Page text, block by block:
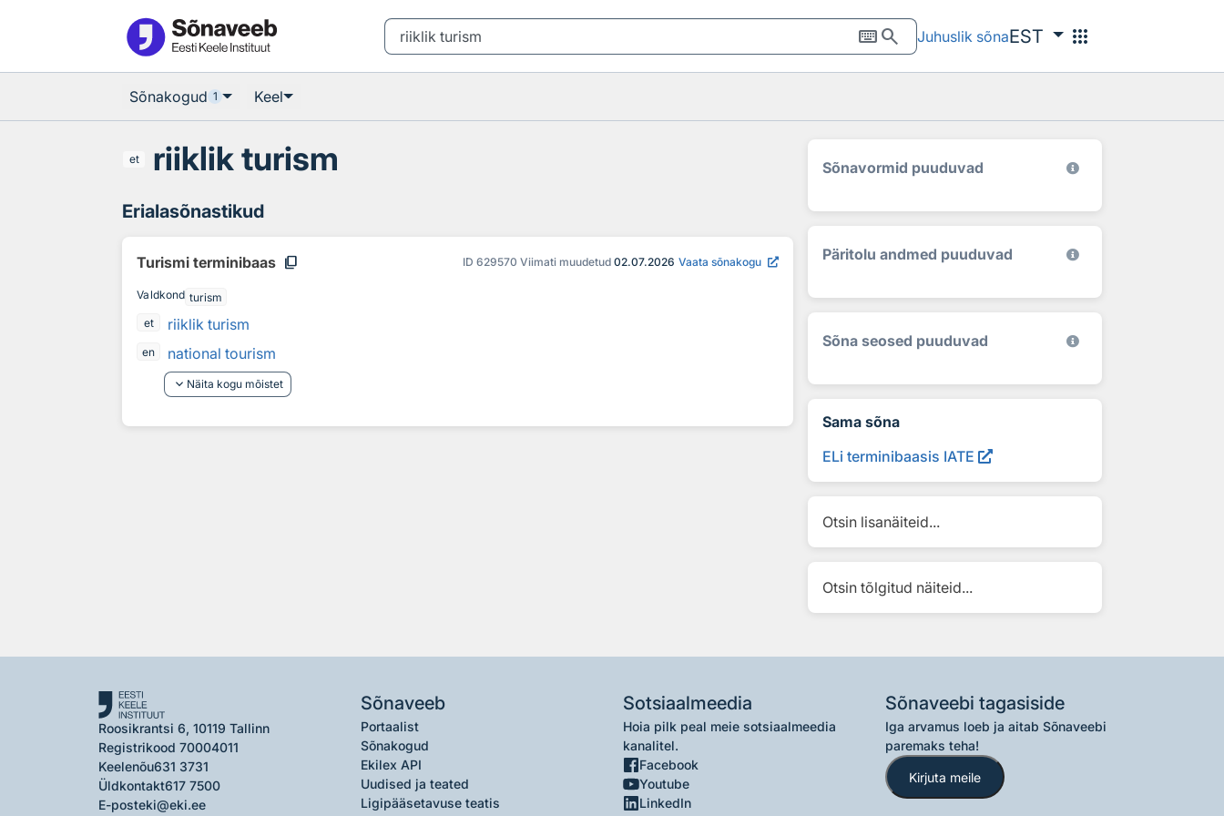
keyboardsearch Juhuslik sõnaEST apps
Sõnakogud 1 Keel
et riiklik turism
Erialasõnastikud
Turismi terminibaas content_copy ID 629570 Viimati muudetud 02.07.2026 Vaata sõnakogu
Valdkond turism
et
riiklik turism
en
national tourism
keyboard_arrow_down Näita kogu mõistet
Sõnavormid puuduvad
Päritolu andmed puuduvad
Sõna seosed puuduvad
Sama sõna
ELi terminibaasis IATE
Otsin lisanäiteid...
Otsin tõlgitud näiteid...
Roosikrantsi 6, 10119 Tallinn
Registrikood 70004011
Keelenõu631 3731
Üldkontakt617 7500
E-posteki@eki.ee
Sõnaveeb
Portaalist
Sõnakogud
Ekilex API
Uudised ja teated
Ligipääsetavuse teatis
Sotsiaalmeedia
Hoia pilk peal meie sotsiaalmeedia
kanalitel.
Facebook
Youtube
LinkedIn
Sõnaveebi tagasiside
Iga arvamus loeb ja aitab Sõnaveebi
paremaks teha!
Kirjuta meile